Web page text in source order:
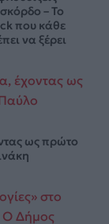
– Το
που κάθε
να ξέρει
ως πρώτο